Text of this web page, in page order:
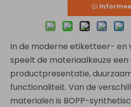
In de moderne etiketteer- en
speelt de materiaalkeuze een
productpresentatie,
functionaliteit. Van de
materialen is BOPP-